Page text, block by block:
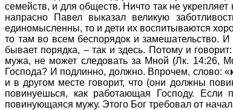
семейств, и для обществ. Ничто так не
напрасно Павел выказал великую
единомысленны, то и дети их воспитываются
то там во всем беспорядок и замешательство. И
бывает порядка, – так и здесь. Потому и
мужа, не может следовать за Мной (Лк. 14:26,
Господа? И подлинно, должно. Впрочем, слово: «
и в другом месте говорит, что (они должны
повинуешься, как работающая Господу.
повинующаяся мужу. Этого Бог требовал от